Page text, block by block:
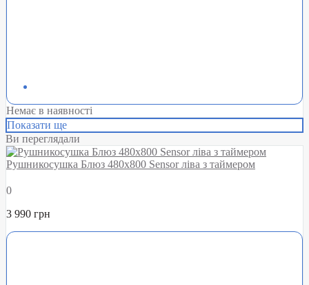
Немає в наявності
Показати ще
Ви переглядали
Рушникосушка Блюз 480х800 Sensor ліва з таймером
0
3 990 грн